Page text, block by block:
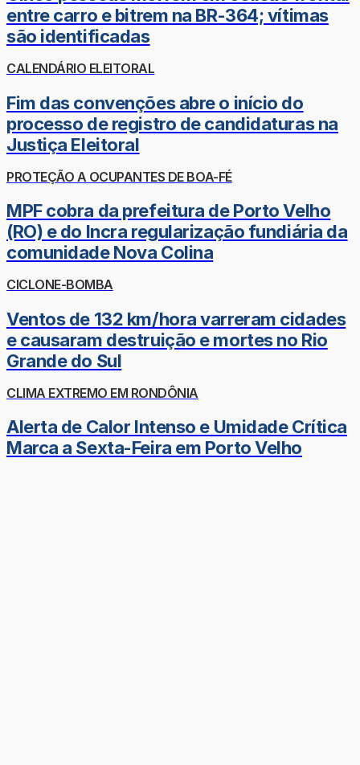
entre carro e bitrem na BR-364; vítimas
são identificadas
CALENDÁRIO ELEITORAL
Fim das convenções abre o início do
processo de registro de candidaturas na
Justiça Eleitoral
PROTEÇÃO A OCUPANTES DE BOA-FÉ
MPF cobra da prefeitura de Porto Velho
(RO) e do Incra regularização fundiária da
comunidade Nova Colina
CICLONE-BOMBA
Ventos de 132 km/hora varreram cidades
e causaram destruição e mortes no Rio
Grande do Sul
CLIMA EXTREMO EM RONDÔNIA
Alerta de Calor Intenso e Umidade Crítica
Marca a Sexta-Feira em Porto Velho